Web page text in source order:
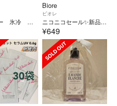
ギャツビー 氷冷 ブルーミングソルベ ボディペーパー30枚入 2個セット
Biore
ビオレ
ニコニコセール✨️新品未開封・即日発送】ビオレUVアクアリッチトーンアップエッセンス
¥649